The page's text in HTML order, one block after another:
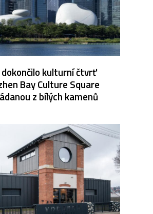
dokončilo kulturní čtvrť
Bay Culture Square
z bílých kamenů